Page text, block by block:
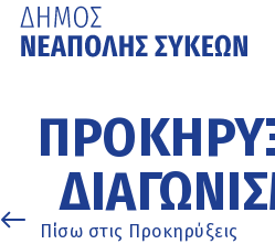
κυρίως
περιεχόμενο
Πίσω στις Προκηρύξεις